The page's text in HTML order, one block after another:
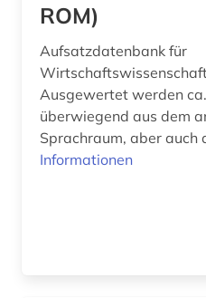
benchmarketing (1)
benchmarking (1)
bergbau (4)
ROM)
Aufsatzdatenbank für
Ausgewertet werden
überwiegend aus dem
Sprachraum, aber auch
Informationen